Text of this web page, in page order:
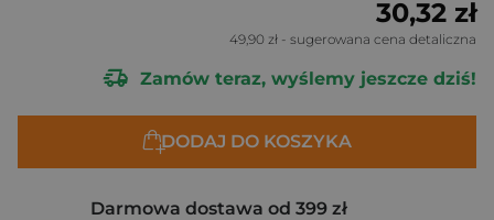
30,32 zł
49,90 zł - sugerowana cena detaliczna
Zamów teraz, wyślemy jeszcze dziś!
DODAJ DO KOSZYKA
Darmowa dostawa od 399 zł